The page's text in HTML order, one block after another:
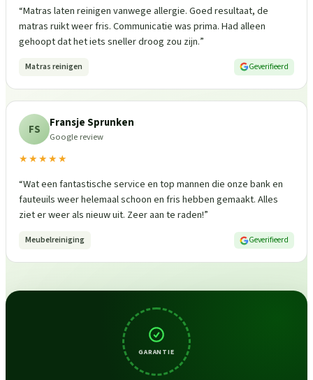
“Matras laten reinigen vanwege allergie. Goed resultaat, de
matras ruikt weer fris. Communicatie was prima. Had alleen
gehoopt dat het iets sneller droog zou zijn.”
Matras reinigen Geverifieerd
FS Fransje Sprunken
Google review
★★★★★
“Wat een fantastische service en top mannen die onze bank en
fauteuils weer helemaal schoon en fris hebben gemaakt. Alles
ziet er weer als nieuw uit. Zeer aan te raden!”
Meubelreiniging Geverifieerd
GARANTIE